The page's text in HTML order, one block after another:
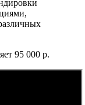
95 000 р.